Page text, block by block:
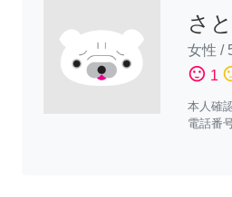
さ
女性 /
sentiment_satisfied 1
本人確
電話番